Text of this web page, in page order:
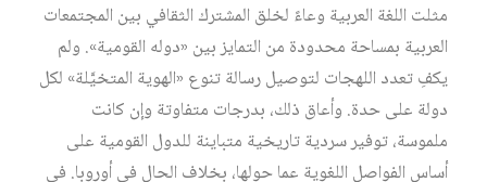
مثلت اللغة العربية وعاءً لخلق المشترك الثقافي بين المجتمعات
العربية بمساحة محدودة من التمايز بين «دوله القومية». ولم
يكفِ تعدد اللهجات لتوصيل رسالة تنوع «الهوية المتخيَّلة» لكل
دولة على حدة. وأعاق ذلك، بدرجات متفاوتة وإن كانت
ملموسة، توفير سردية تاريخية متباينة للدول القومية على
أساس الفواصل اللغوية عما حولها، بخلاف الحال في أوروبا. في